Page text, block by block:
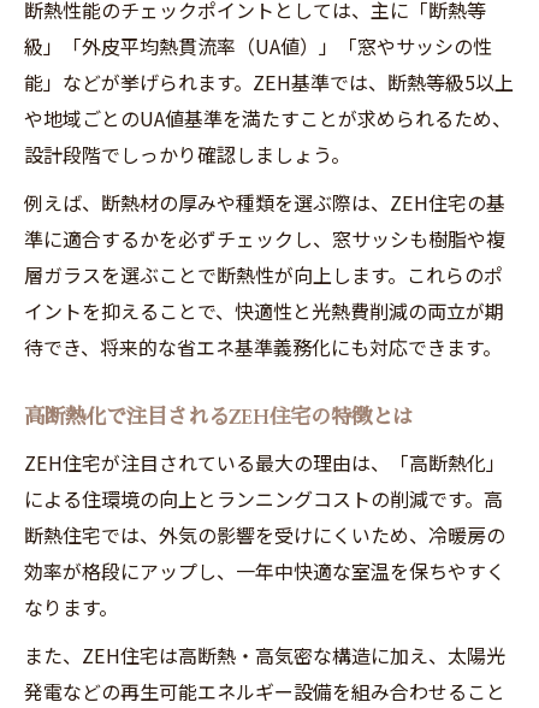
断熱性能のチェックポイントとしては、主に「断熱等
級」「外皮平均熱貫流率（UA値）」「窓やサッシの性
能」などが挙げられます。ZEH基準では、断熱等級5以上
や地域ごとのUA値基準を満たすことが求められるため、
設計段階でしっかり確認しましょう。
例えば、断熱材の厚みや種類を選ぶ際は、ZEH住宅の基
準に適合するかを必ずチェックし、窓サッシも樹脂や複
層ガラスを選ぶことで断熱性が向上します。これらのポ
イントを抑えることで、快適性と光熱費削減の両立が期
待でき、将来的な省エネ基準義務化にも対応できます。
高断熱化で注目されるZEH住宅の特徴とは
ZEH住宅が注目されている最大の理由は、「高断熱化」
による住環境の向上とランニングコストの削減です。高
断熱住宅では、外気の影響を受けにくいため、冷暖房の
効率が格段にアップし、一年中快適な室温を保ちやすく
なります。
また、ZEH住宅は高断熱・高気密な構造に加え、太陽光
発電などの再生可能エネルギー設備を組み合わせること